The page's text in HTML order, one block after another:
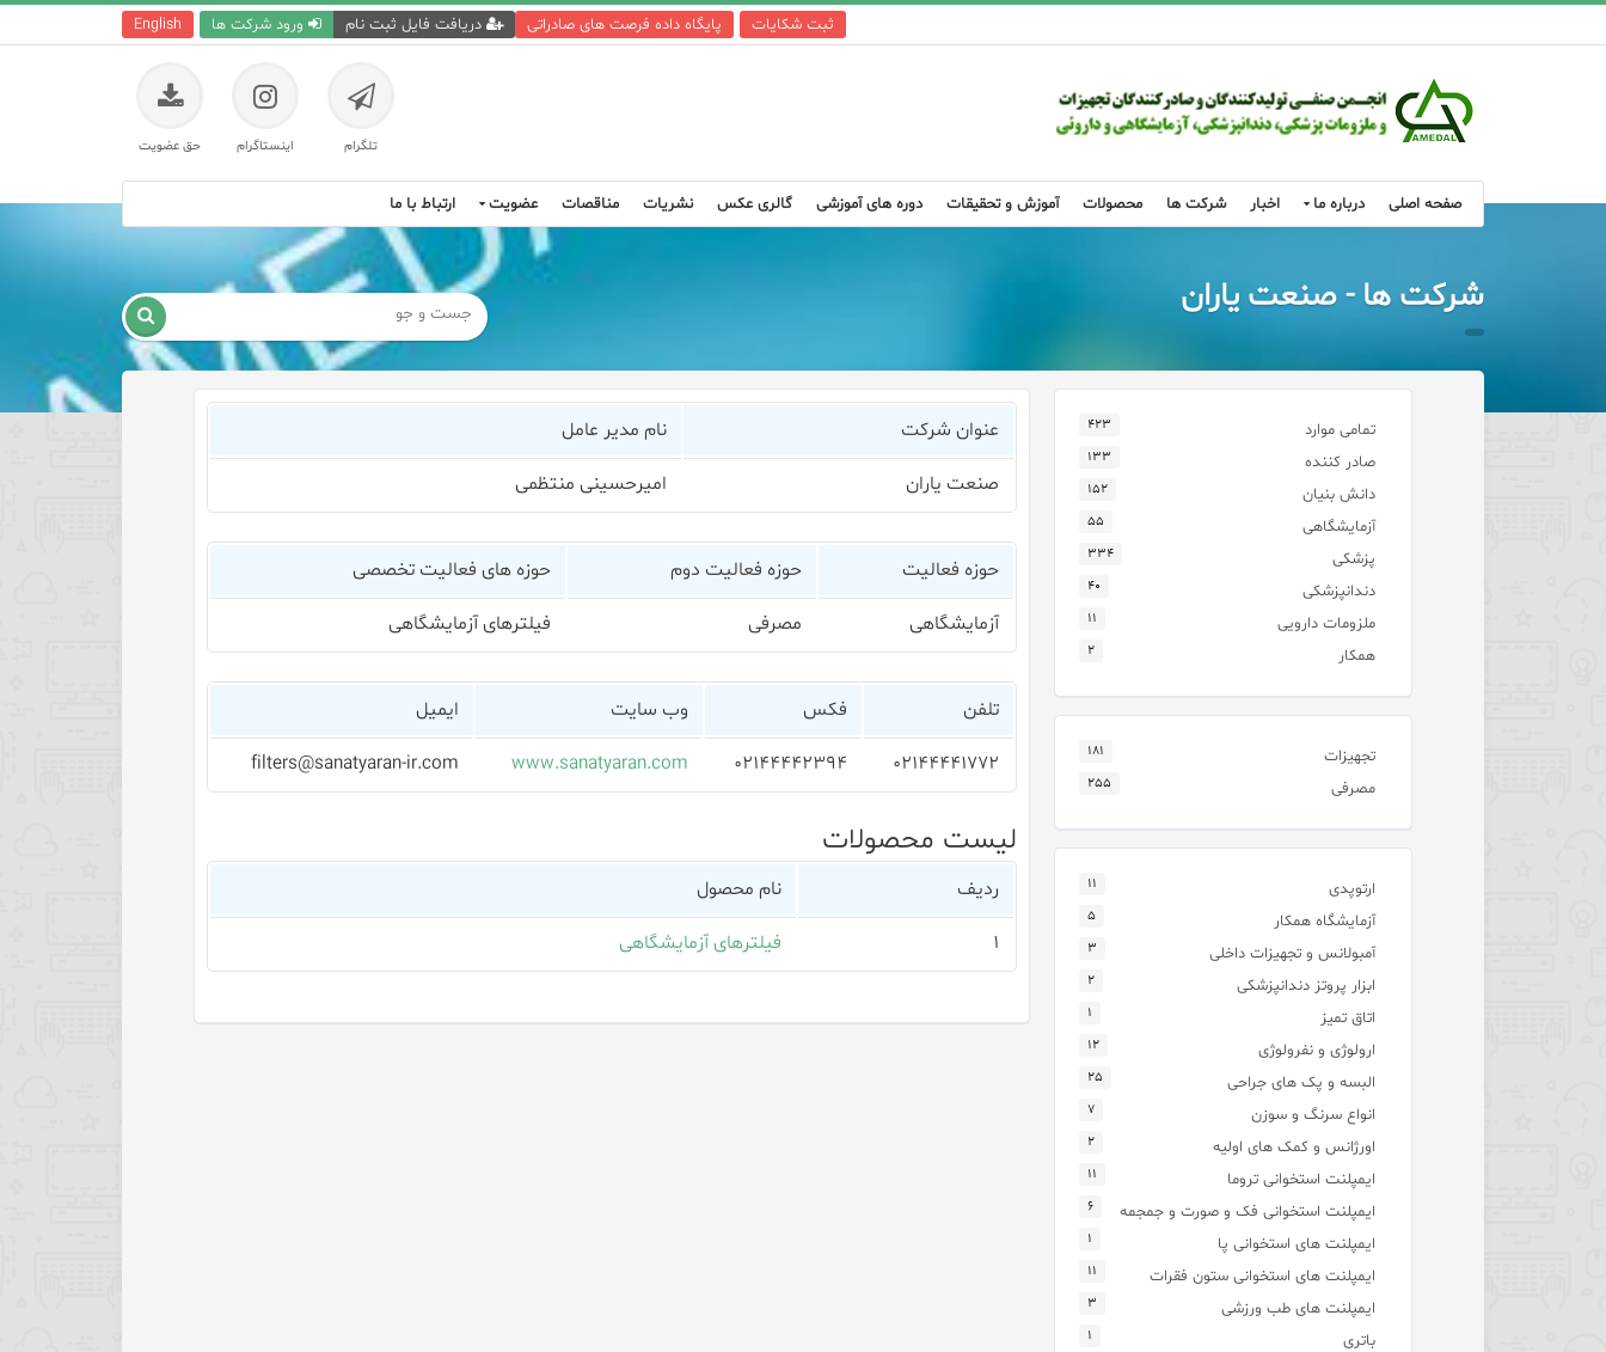
English ورود شرکت ها دریافت فایل ثبت نام پایگاه داده فرصت های صادراتی ثبت شکایات
تلگرام اینستاگرام حق عضویت
صفحه اصلی درباره ما اخبار شرکت ها محصولات آموزش و تحقیقات دوره های آموزشی گالری عکس نشریات مناقصات عضویت ارتباط با ما
شرکت ها - صنعت یاران 
عنوان شرکت نام مدیر عامل
صنعت یاران امیرحسینی منتظمی
حوزه فعالیت حوزه فعالیت دوم حوزه های فعالیت تخصصی
آزمایشگاهی مصرفی فیلترهای آزمایشگاهی
تلفن فکس وب سایت ایمیل
۰۲۱۴۴۴۴۱۷۷۲ ۰۲۱۴۴۴۴۲۳۹۴ www.sanatyaran.com
filters@sanatyaran-ir.com
لیست محصولات
ردیف نام محصول
۱ فیلترهای آزمایشگاهی
تمامی موارد ۴۲۳
صادر کننده ۱۳۳
دانش بنیان ۱۵۲
آزمایشگاهی ۵۵
پزشکی ۳۳۴
دندانپزشکی ۴۰
ملزومات دارویی ۱۱
همکار ۲
تجهیزات ۱۸۱
مصرفی ۲۵۵
ارتوپدی ۱۱
آزمایشگاه همکار ۵
آمبولانس و تجهیزات داخلی ۳
ابزار پروتز دندانپزشکی ۲
اتاق تمیز ۱
ارولوژی و نفرولوژی ۱۲
البسه و پک های جراحی ۲۵
انواع سرنگ و سوزن ۷
اورژانس و کمک های اولیه ۲
ایمپلنت استخوانی تروما ۱۱
ایمپلنت استخوانی فک و صورت و جمجمه ۶
ایمپلنت های استخوانی پا ۱
ایمپلنت های استخوانی ستون فقرات ۱۱
ایمپلنت های طب ورزشی ۳
باتری ۱